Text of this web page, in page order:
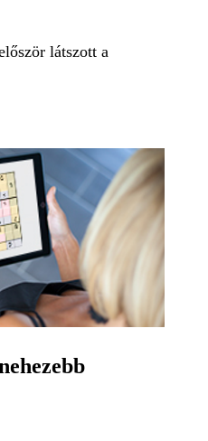
látszott a